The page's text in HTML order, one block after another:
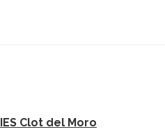
IES Clot del Moro